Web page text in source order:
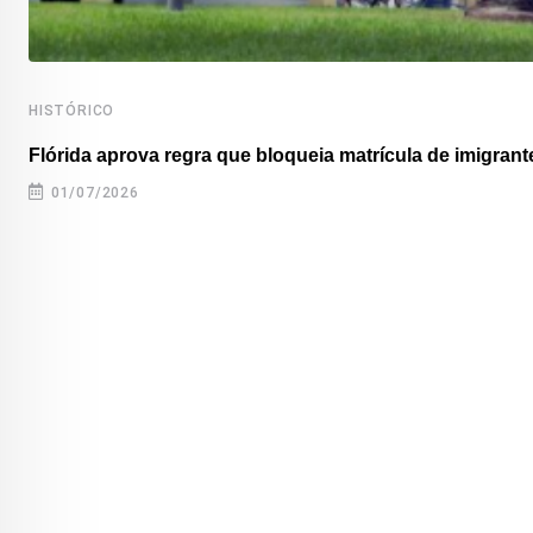
HISTÓRICO
Flórida aprova regra que bloqueia matrícula de
01/07/2026